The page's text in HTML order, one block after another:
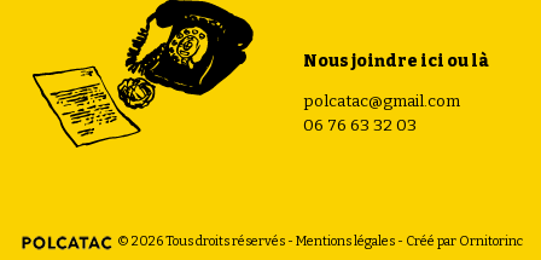
Nous joindre ici ou là
polcatac@gmail.com
06 76 63 32 03
© 2026 Tous droits réservés - Mentions légales - Créé par Ornitorinc